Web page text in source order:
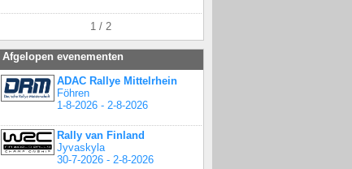
1 / 2
Afgelopen evenementen
ADAC Rallye Mittelrhein
Föhren
1-8-2026 - 2-8-2026
Rally van Finland
Jyvaskyla
30-7-2026 - 2-8-2026